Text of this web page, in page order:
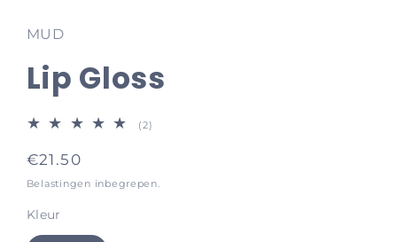
in
modaal
MUD
Lip Gloss
(2)
Normale
prijs
€21.50
Belastingen inbegrepen.
Kleur